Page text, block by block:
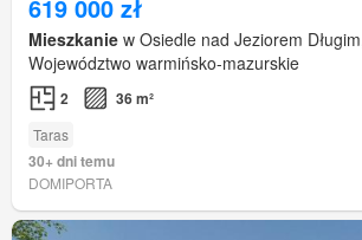
619 000 zł
Mieszkanie w Osiedle nad Jeziorem
Województwo warmińsko-mazurskie
2 36 m²
Taras
30+ dni temu
DOMIPORTA